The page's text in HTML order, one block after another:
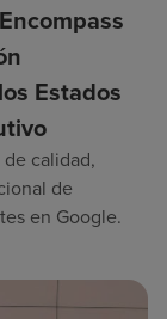
Estados
calidad,
de
en Google.